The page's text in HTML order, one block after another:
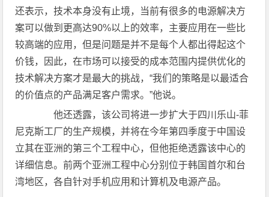
还表示，技术本身没有止境，当前有很多的电源解决方
案可以做到更高达90%以上的效率，主要应用在一些比
较高端的应用，但是问题是并不是每个人都出得起这个
价钱，因此，在市场可以接受的成本范围内提供优化的
技术解决方案才是最大的挑战，“我们的策略是以最适合
的价值点的产品满足客户需求。”他说。
他还透露，该公司将进一步扩大于四川乐山-菲
尼克斯工厂的生产规模，并将在今年第四季度于中国设
立其在亚洲的第三个工程中心，但他拒绝透露该中心的
详细信息。前两个亚洲工程中心分别位于韩国首尔和台
湾地区，各自针对手机应用和计算机及电源产品。